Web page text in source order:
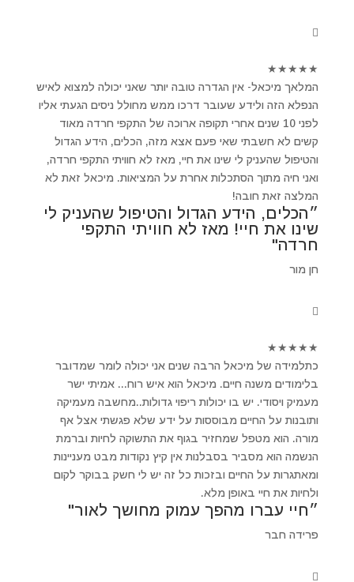
★
★
★
★
★
המלאך מיכאל- אין הגדרה טובה יותר שאני יכולה למצוא לאיש
הנפלא הזה ולידע שעובר דרכו ממש מחולל ניסים הגעתי אליו
לפני 10 שנים אחרי תקופה ארוכה של התקפי חרדה מאוד
קשים לא חשבתי שאי פעם אצא מזה, הכלים, הידע הגדול
והטיפול שהעניק לי שינו את חיי, מאז לא חוויתי התקפי חרדה,
ואני חיה מתוך הסתכלות אחרת על המציאות. מיכאל זאת לא
המלצה זאת חובה!
״הכלים, הידע הגדול והטיפול שהעניק לי
שינו את חיי! מאז לא חוויתי התקפי
חרדה"
חן מור
★
★
★
★
★
כתלמידה של מיכאל הרבה שנים אני יכולה לומר שמדובר
בלימודים משנה חיים. מיכאל הוא איש רוח... אמיתי ישר
מעמיק ויסודי. יש בו יכולות ריפוי גדולות..מחשבה מעמיקה
ותובנות על החיים מבוססות על ידע שלא פגשתי אצל אף
מורה. הוא מטפל שמחזיר בגוף את התשוקה לחיות וברמת
הנשמה הוא מסביר בסבלנות אין קיץ נקודות מבט מעניינות
ומאתגרות על החיים ובזכות כל זה יש לי חשק בבוקר לקום
ולחיות את חיי באופן מלא.
״חיי עברו מהפך עמוק מחושך לאור"
פרידה חבר